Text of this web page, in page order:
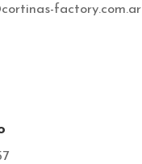
factory.com.ar